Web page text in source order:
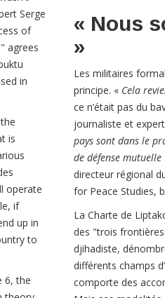
Serge
of
agrees
in
is
operate
if
up in
to
6, the
« Nous
»
Les militaires
principe. « Cela
ce n’était pas du
journaliste et
pays sont dans le
de défense mutuelle
directeur régional
for Peace Studies,
La Charte de
des "trois
djihadiste,
différents champs
comporte des